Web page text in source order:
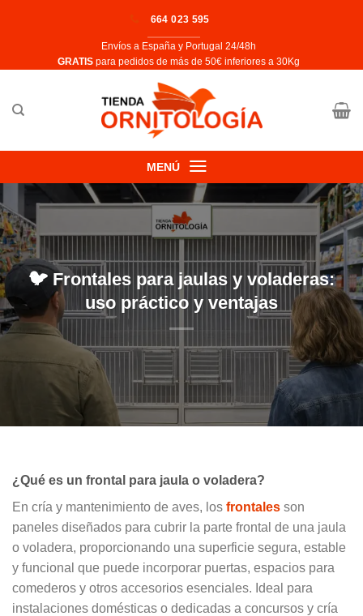
664 023 595
Envíos a España y Portugal 24/48h
​GRATIS para pedidos de más de 50€ inferiores a 30Kg
MENÚ
🐦 Frontales para jaulas y voladeras:
uso práctico y ventajas
¿Qué es un frontal para jaula o voladera?
En cría y mantenimiento de aves, los frontales son
paneles diseñados para cubrir la parte frontal de una jaula
o voladera, proporcionando una superficie segura, estable
y funcional que puede incorporar puertas, espacios para
comederos y otros accesorios esenciales. Ideal para
instalaciones domésticas o dedicadas a concursos y cría